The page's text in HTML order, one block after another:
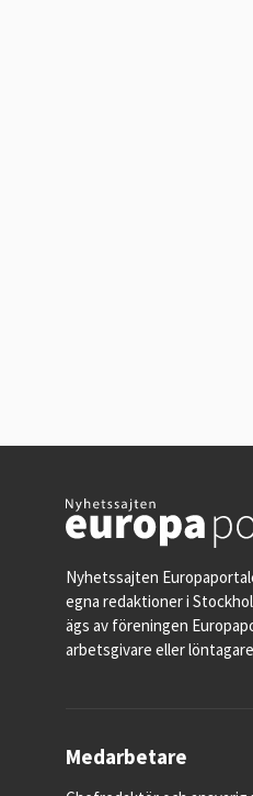
Nyhetssajten
egna redaktioner i
ägs av föreningen
arbetsgivare eller
Medarbetare